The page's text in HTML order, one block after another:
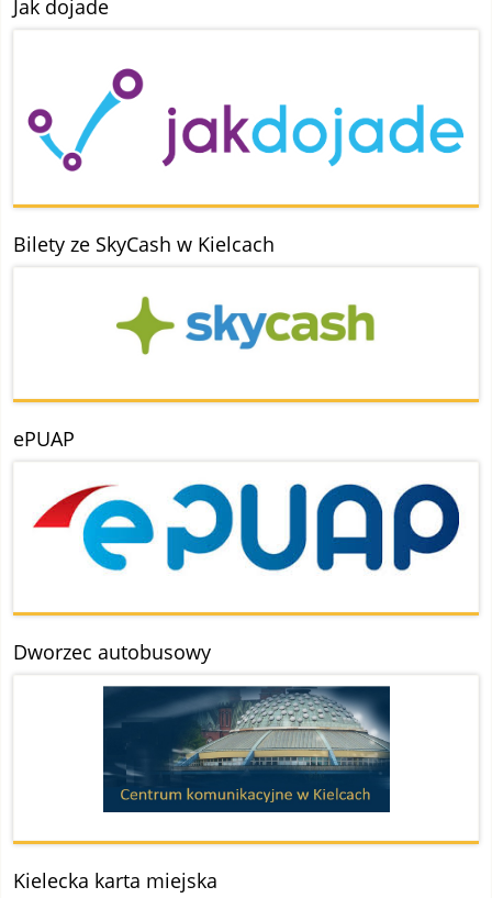
Jak dojade
Bilety ze SkyCash w Kielcach
ePUAP
Dworzec autobusowy
Kielecka karta miejska